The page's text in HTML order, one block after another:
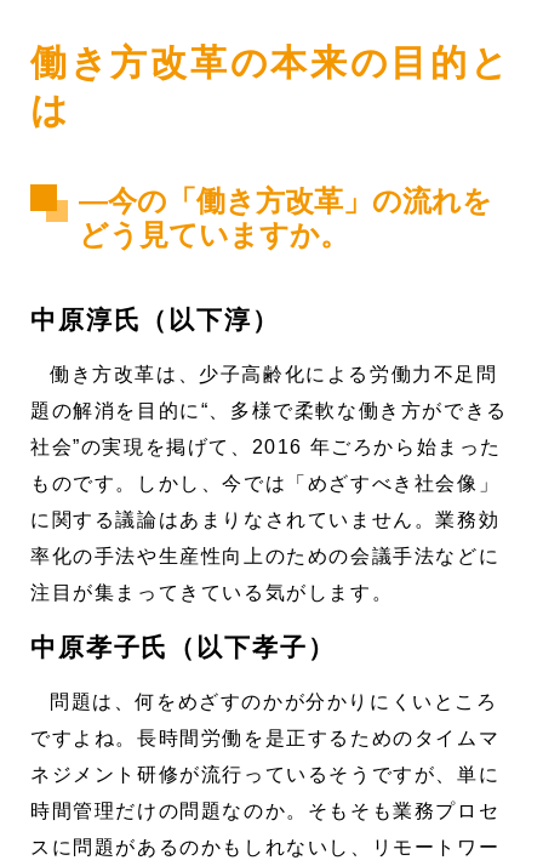
働き方改革の本来の目的と
は
―今の「働き方改革」の流れを
どう見ていますか。
中原淳氏（以下淳）
働き方改革は、少子高齢化による労働力不足問
題の解消を目的に“、多様で柔軟な働き方ができる
社会”の実現を掲げて、2016 年ごろから始まった
ものです。しかし、今では「めざすべき社会像」
に関する議論はあまりなされていません。業務効
率化の手法や生産性向上のための会議手法などに
注目が集まってきている気がします。
中原孝子氏（以下孝子）
問題は、何をめざすのかが分かりにくいところ
ですよね。長時間労働を是正するためのタイムマ
ネジメント研修が流行っているそうですが、単に
時間管理だけの問題なのか。そもそも業務プロセ
スに問題があるのかもしれないし、リモートワー